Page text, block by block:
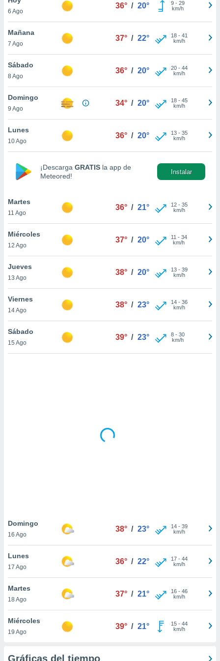
en
más
nuestra
de
aceptar
de
sitio
En
sean
el sitio
ni para
o
similares
como
sitio
de
traten tus
en
interés
su
6 Ago
36° / 20° 9- 29
km/h
Mañana
7 Ago
37° / 22° 18- 41
km/h
Sábado
8 Ago
36° / 20° 20- 44
km/h
Domingo
9 Ago
34° / 20° 18- 45
km/h
Lunes
10 Ago
36° / 20° 13- 35
km/h
¡Descarga GRATIS la app de
Meteored!
Instalar
Martes
11 Ago
36° / 21° 12- 35
km/h
Miércoles
12 Ago
37° / 20° 11 - 34
km/h
Jueves
13 Ago
38° / 20° 13- 39
km/h
Viernes
14 Ago
38° / 23° 14- 36
km/h
Sábado
15 Ago
39° / 23° 8- 30
km/h
Domingo
16 Ago
38° / 23° 14- 39
km/h
Lunes
17 Ago
36° / 22° 17- 44
km/h
Martes
18 Ago
37° / 21° 16- 46
km/h
Miércoles
19 Ago
39° / 21° 15- 44
km/h
Gráficas del tiempo